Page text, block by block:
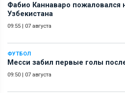
Фабио Каннаваро пожаловался
Узбекистана
09:55 | 07 августа
ФУТБОЛ
Месси забил первые голы
09:50 | 07 августа